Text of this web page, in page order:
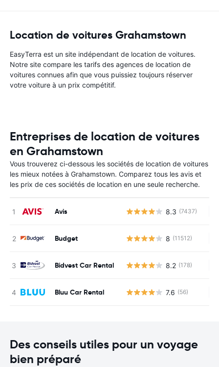
Location de voitures Grahamstown
EasyTerra est un site indépendant de location de voitures.
Notre site compare les tarifs des agences de location de
voitures connues afin que vous puissiez toujours réserver
votre voiture à un prix compétitif.
Entreprises de location de voitures
en Grahamstown
Vous trouverez ci-dessous les sociétés de location de voitures
les mieux notées à Grahamstown. Comparez tous les avis et
les prix de ces sociétés de location en une seule recherche.
Avis 8.3 (7437)
Budget 8 (11512)
Bidvest Car Rental 8.2 (178)
Bluu Car Rental 7.6 (56)
Des conseils utiles pour un voyage
bien préparé